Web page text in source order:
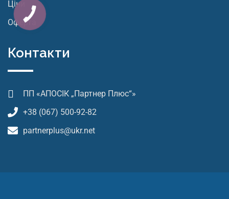
Ціни
Оферта
Контакти
ПП «АПОСІК „Партнер Плюс“»
+38 (067) 500-92-82
partnerplus@ukr.net